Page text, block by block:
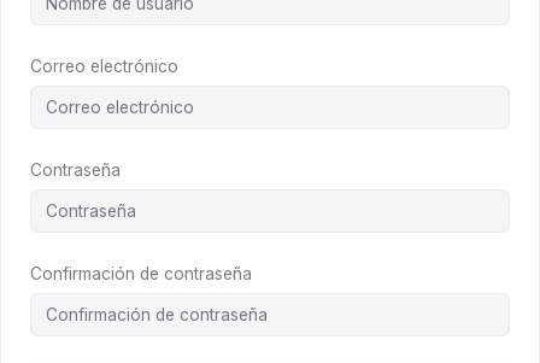
Correo electrónico
Contraseña
Confirmación de contraseña